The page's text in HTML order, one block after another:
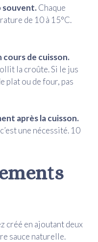
souvent.Chaque
de 10 à 15°C.
cours de cuisson.
la croûte. Si le jus
plat ou de four, pas
après la cuisson.
une nécessité. 10
créé en ajoutant deux
sauce naturelle.